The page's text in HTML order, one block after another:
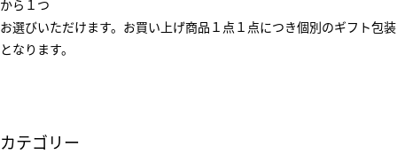
から１つ
お選びいただけます。お買い上げ商品１点１点につき個別のギフト包装
となります。
カテゴリー